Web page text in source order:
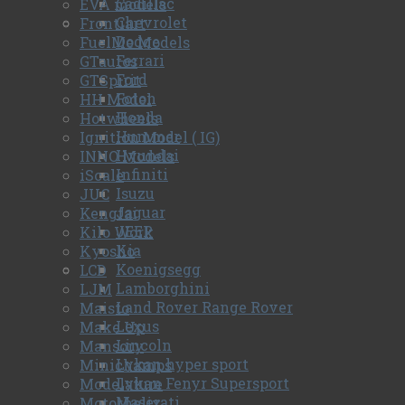
Chevrolet
Dodge
Ferrari
Ford
Foton
Honda
Hummer
Hyundai
Infiniti
Isuzu
Jaguar
JEEP
Kia
Koenigsegg
Lamborghini
Land Rover Range Rover
Lexus
Lincoln
Lykan hyper sport
Lykan Fenyr Supersport
EVA models
Frontiart
FuelMe Models
GTautos
GTSpirit
HH Model
Hotwheels
Ignition Model ( IG)
INNO Models
iScale
JUC
Kengfai
Kilo Work
Kyosho
LCD
LJM
Maisto
Make Up
Mansory
Minichamps
Modelature